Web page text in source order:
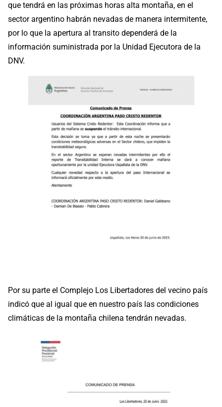
que tendrá en las próximas horas alta montaña, en el
sector argentino habrán nevadas de manera intermitente,
por lo que la apertura al transito dependerá de la
información suministrada por la Unidad Ejecutora de la
DNV.
Por su parte el Complejo Los Libertadores del vecino país
indicó que al igual que en nuestro país las condiciones
climáticas de la montaña chilena tendrán nevadas.